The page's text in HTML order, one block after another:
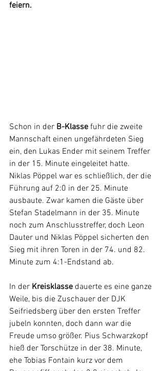
feiern.
Schon in der B-Klasse fuhr die zweite
Mannschaft einen ungefährdeten Sieg
ein, den Lukas Ender mit seinem Treffer
in der 15. Minute eingeleitet hatte.
Niklas Pöppel war es schließlich, der die
Führung auf 2:0 in der 25. Minute
ausbaute. Zwar kamen die Gäste über
Stefan Stadelmann in der 35. Minute
noch zum Anschlusstreffer, doch Leon
Dauter und Niklas Pöppel sicherten den
Sieg mit ihren Toren in der 74. und 82.
Minute zum 4:1-Endstand ab.
In der Kreisklasse dauerte es eine ganze
Weile, bis die Zuschauer der DJK
Seifriedsberg über den ersten Treffer
jubeln konnten, doch dann war die
Freude umso größer. Pius Schwarzkopf
hieß der Torschütze in der 38. Minute,
ehe Tobias Fontain kurz vor dem